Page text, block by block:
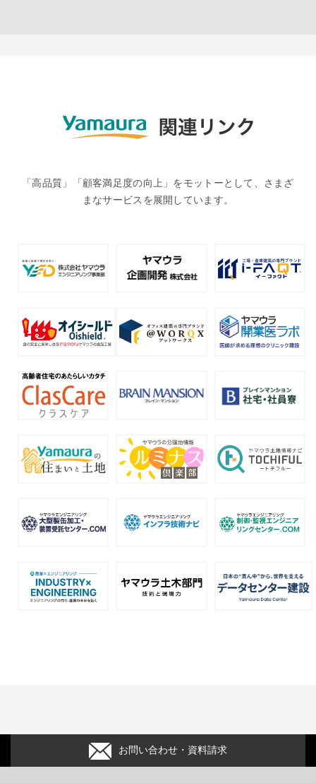
「高品質」「顧客満足度の向上」をモットーとして、さまざ
まなサービスを展開しています。
お問い合わせ・資料請求